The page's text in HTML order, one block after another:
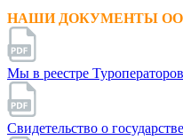
НАШИ ДОКУМЕНТЫ
Мы в реестре Туроператоров
Свидетельство о